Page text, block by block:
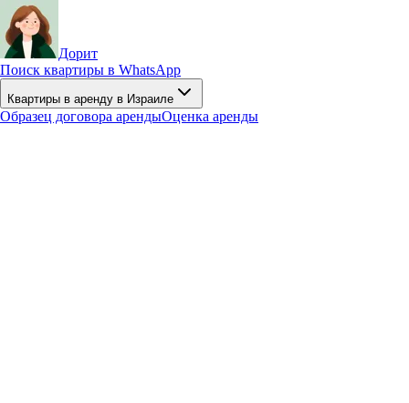
Дорит
Поиск квартиры в WhatsApp
Квартиры в аренду в Израиле
Образец договора арендыОценка аренды